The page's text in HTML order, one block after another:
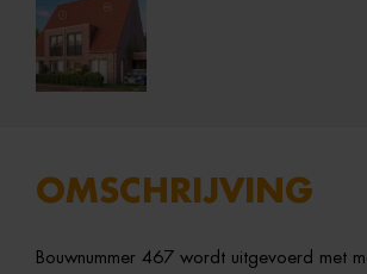
OMSCHRIJVING
Bouwnummer 467 wordt uitgevoerd met